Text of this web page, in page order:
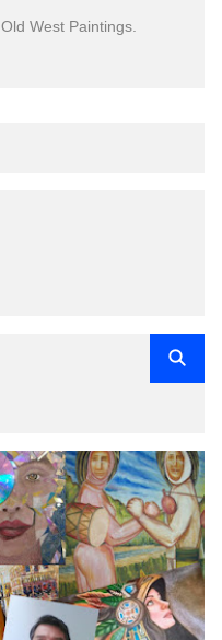
Old West Paintings